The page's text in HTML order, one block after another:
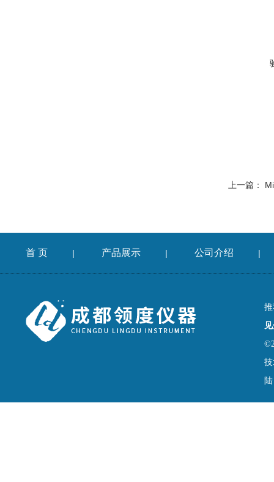
上一篇：
首 页 | 产品展示 | 公司介绍 |
陆